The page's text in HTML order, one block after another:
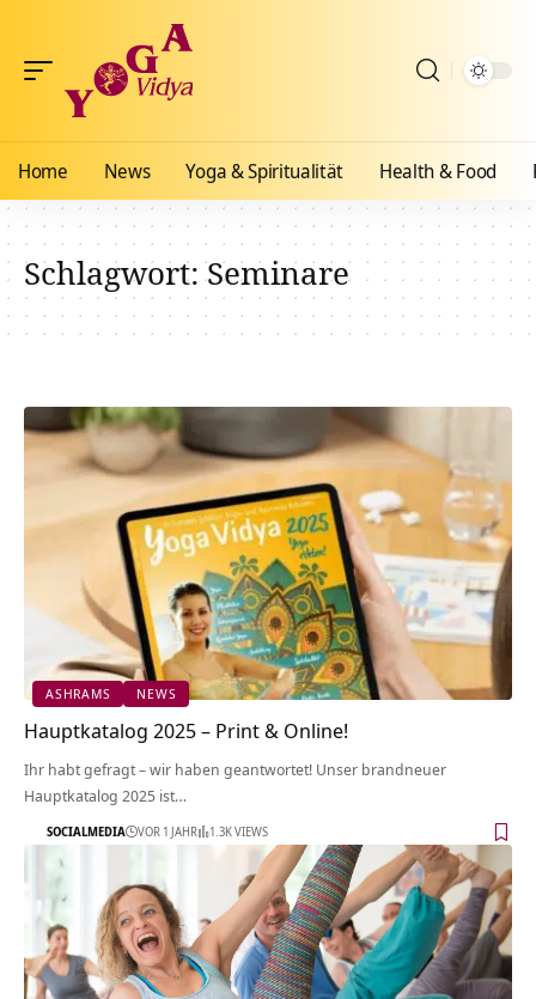
Home News Yoga & Spiritualität Health & Food
Schlagwort:Seminare
ASHRAMS NEWS
Hauptkatalog 2025 – Print & Online!
Ihr habt gefragt – wir haben geantwortet! Unser brandneuer
Hauptkatalog 2025 ist…
SOCIALMEDIA VOR 1 JAHR 1.3K VIEWS